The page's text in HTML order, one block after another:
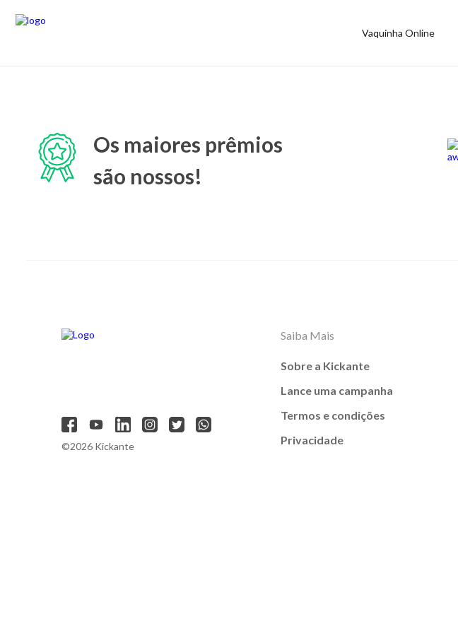
Vaquinha Online
Os maiores prêmios
são nossos!
©2026 Kickante
Saiba Mais
Sobre a Kickante
Lance uma campanha
Termos e condições
Privacidade